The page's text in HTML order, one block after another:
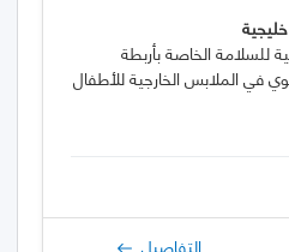
للسلامة الخاصة بأربطة
في الملابس الخارجية للأطفال
التفاصيل